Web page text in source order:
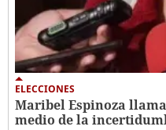
ELECCIONES
Maribel Espinoza
medio de la